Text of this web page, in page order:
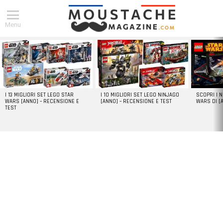
Menu
DERNIERS
ARTICLES
I 13 MIGLIORI SET LEGO STAR
WARS [ANNO] – RECENSIONE E
TEST
I 10 MIGLIORI SET LEGO NINJAGO
[ANNO] – RECENSIONE E TEST
SCOPRI I
WARS DI